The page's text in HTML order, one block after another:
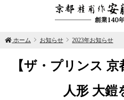
ホーム お知らせ 2023年お知らせ
【ザ・プリンス
人形 大鎧